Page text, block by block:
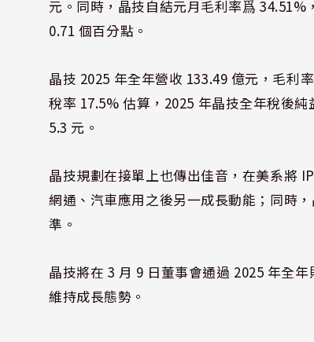
元。同時，晶技自結元月毛利率爲
0.71 個百分點。
晶技 2025 年全年營收 133.49 億元，毛利
稅率 17.5% 估算，2025 年晶技全年稅後
5.3 元。
晶技規劃在接單上也傳出佳音，在美系將
網通、汽車應用之後另一成長動能；同時
準。
晶技將在 3 月 9 日董事會通過 2025 年全
維持成長態勢。